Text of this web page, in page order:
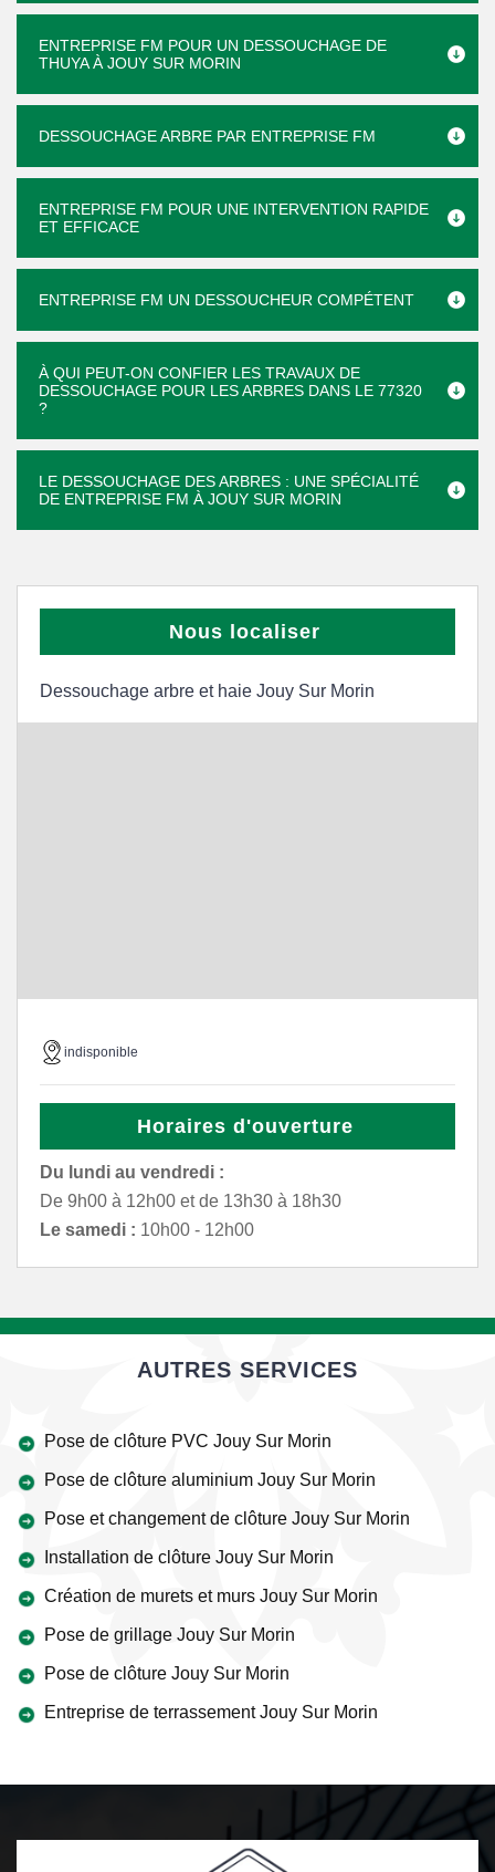
ENTREPRISE FM POUR UN DESSOUCHAGE DE
THUYA À JOUY SUR MORIN
DESSOUCHAGE ARBRE PAR ENTREPRISE FM
ENTREPRISE FM POUR UNE INTERVENTION RAPIDE
ET EFFICACE
ENTREPRISE FM UN DESSOUCHEUR COMPÉTENT
À QUI PEUT-ON CONFIER LES TRAVAUX DE
DESSOUCHAGE POUR LES ARBRES DANS LE 77320
?
LE DESSOUCHAGE DES ARBRES : UNE SPÉCIALITÉ
DE ENTREPRISE FM À JOUY SUR MORIN
Nous localiser
Dessouchage arbre et haie Jouy Sur Morin
indisponible
Horaires d'ouverture
Du lundi au vendredi :
De 9h00 à 12h00 et de 13h30 à 18h30
Le samedi : 10h00 - 12h00
AUTRES SERVICES
Pose de clôture PVC Jouy Sur Morin
Pose de clôture aluminium Jouy Sur Morin
Pose et changement de clôture Jouy Sur Morin
Installation de clôture Jouy Sur Morin
Création de murets et murs Jouy Sur Morin
Pose de grillage Jouy Sur Morin
Pose de clôture Jouy Sur Morin
Entreprise de terrassement Jouy Sur Morin